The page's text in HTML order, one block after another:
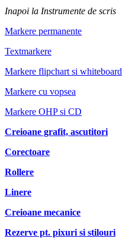
Inapoi la Instrumente de scris
Markere permanente
Textmarkere
Markere flipchart si whiteboard
Markere cu vopsea
Markere OHP si CD
Creioane grafit, ascutitori
Corectoare
Rollere
Linere
Creioane mecanice
Rezerve pt. pixuri si stilouri